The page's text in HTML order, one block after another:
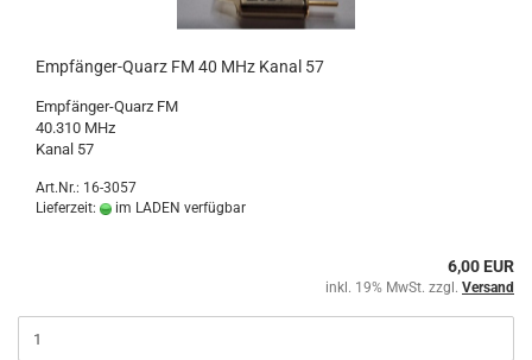
Empfänger-Quarz FM 40 MHz Kanal 57
Empfänger-Quarz FM
40.310 MHz
Kanal 57
Art.Nr.: 16-3057
Lieferzeit:
im LADEN verfügbar
6,00 EUR
inkl. 19% MwSt. zzgl. Versand